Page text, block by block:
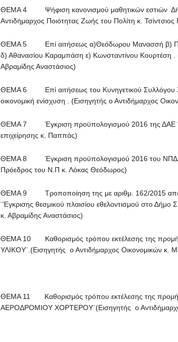
ΘΕΜΑ 4 Ψήφιση κανονισμού μαθητικών εστιών
Αντιδήμαρχος Ποιότητας Ζωής του Πολίτη κ. Τσίντσιος
ΘΕΜΑ 5 Επί αιτήσεως α)Θεόδωρου Μανασσή β)
δ) Αθανασίου Καραμπάση ε) Κωνσταντίνου Κουρτέση .
Αβραμίδης Αναστάσιος)
ΘΕΜΑ 6 Επί αιτήσεως του Κυνηγετικού Συλλόγου
οικονομική ενίσχυση . (Εισηγητής ο Αντιδήμαρχος
ΘΕΜΑ 7 Έγκριση προϋπολογισμού 2016 της ΔΑΕ
επιχείρησης κ. Παππάς)
ΘΕΜΑ 8 Έγκριση προϋπολογισμού 2016 του ΝΠΔΔ
Πρόεδρος του Ν.Π κ. Λόκας Θεόδωρος)
ΘΕΜΑ 9 Τροποποίηση της με αριθμ. 162/2015
¨Έγκρισης θεσμικού πλαισίου εθελοντισμού στο Δήμο
κ. Αβραμίδης Αναστάσιος)
ΘΕΜΑ 10 Καθορισμός τρόπου εκτέλεσης της
ΥΛΙΚΟΥ¨.(Εισηγητής ο Αντιδήμαρχος Οικονομικών κ.
ΘΕΜΑ 11 Καθορισμός τρόπου εκτέλεσης της
ΑΕΡΟΔΡΟΜΙΟΥ ΧΟΡΤΕΡΟΥ¨(Εισηγητής ο